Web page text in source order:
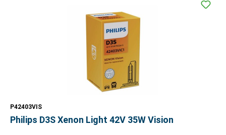
P42403VIS
Philips D3S Xenon Light 42V 35W Vision